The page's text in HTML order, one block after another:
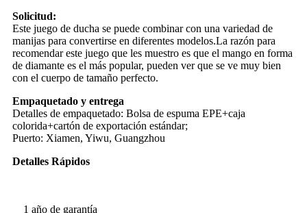
Solicitud:
Este juego de ducha se puede combinar con una variedad de
manijas para convertirse en diferentes modelos.La razón para
recomendar este juego que les muestro es que el mango en forma
de diamante es el más popular, pueden ver que se ve muy bien
con el cuerpo de tamaño perfecto.
Empaquetado y entrega
Detalles de empaquetado: Bolsa de espuma EPE+caja
colorida+cartón de exportación estándar;
Puerto: Xiamen, Yiwu, Guangzhou
Detalles Rápidos
1 año de garantía